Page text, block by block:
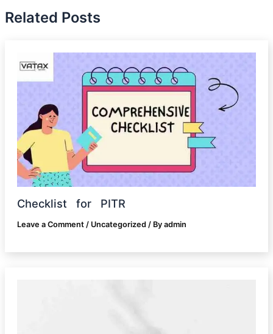
Related Posts
Checklist for PITR
Leave a Comment / Uncategorized / By admin